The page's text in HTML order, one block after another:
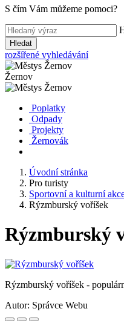
S čím Vám můžeme pomoci?
Hledat
rozšířené vyhledávání
Žernov
Poplatky
Odpady
Projekty
Žernovák
Úvodní stránka
Pro turisty
Sportovní a kulturní
Rýzmburský voříšek
Rýzmburský
Rýzmburský voříšek -
Autor: Správce Webu